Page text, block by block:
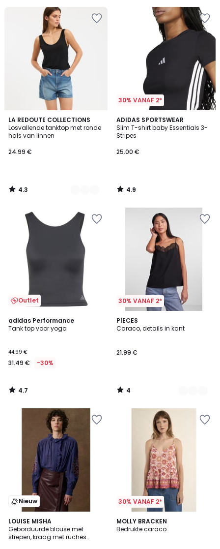
LA REDOUTE COLLECTIONS
Losvallende tanktop met ronde
hals van linnen
24.99 €
4.3
/ 5
3
Kleuren
4.3
/
30% VANAF 2*
ADIDAS SPORTSWEAR
Slim T-shirt baby Essentials 3-
Stripes
25.00 €
4.9
/ 5
4.9
/
Outlet
adidas Performance
Tank top voor yoga
44.99 €
31.49 € -30%
4.7
/ 5
4.7
/
30% VANAF 2*
PIECES
Caraco, details in kant
21.99 €
4
/
2
Kleuren
4
/
Nieuw
LOUISE MISHA
Geborduurde blouse met
strepen, kraag met ruches
30% VANAF 2*
MOLLY BRACKEN
Bedrukte caraco